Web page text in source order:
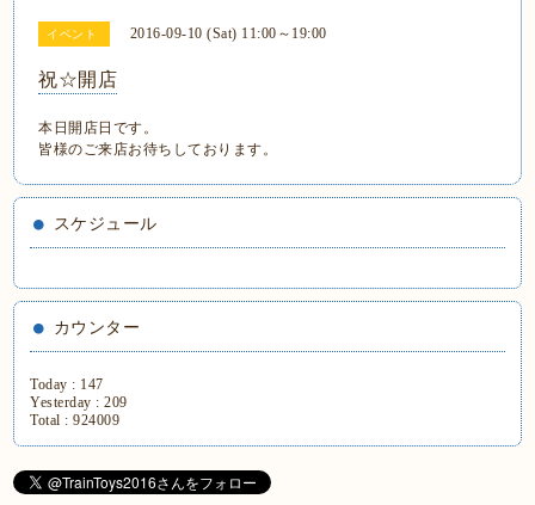
イベント 2016-09-10 (Sat) 11:00～19:00
祝☆開店
本日開店日です。
皆様のご来店お待ちしております。
スケジュール
カウンター
Today : 147
Yesterday :209
Total :924009